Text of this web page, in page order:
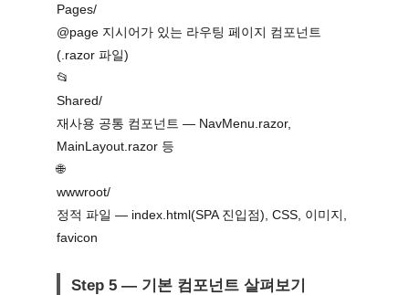
Pages/
@page 지시어가 있는 라우팅 페이지 컴포넌트
(.razor 파일)
📂
Shared/
재사용 공통 컴포넌트 — NavMenu.razor,
MainLayout.razor 등
🌐
wwwroot/
정적 파일 — index.html(SPA 진입점), CSS, 이미지,
favicon
Step 5 — 기본 컴포넌트 살펴보기